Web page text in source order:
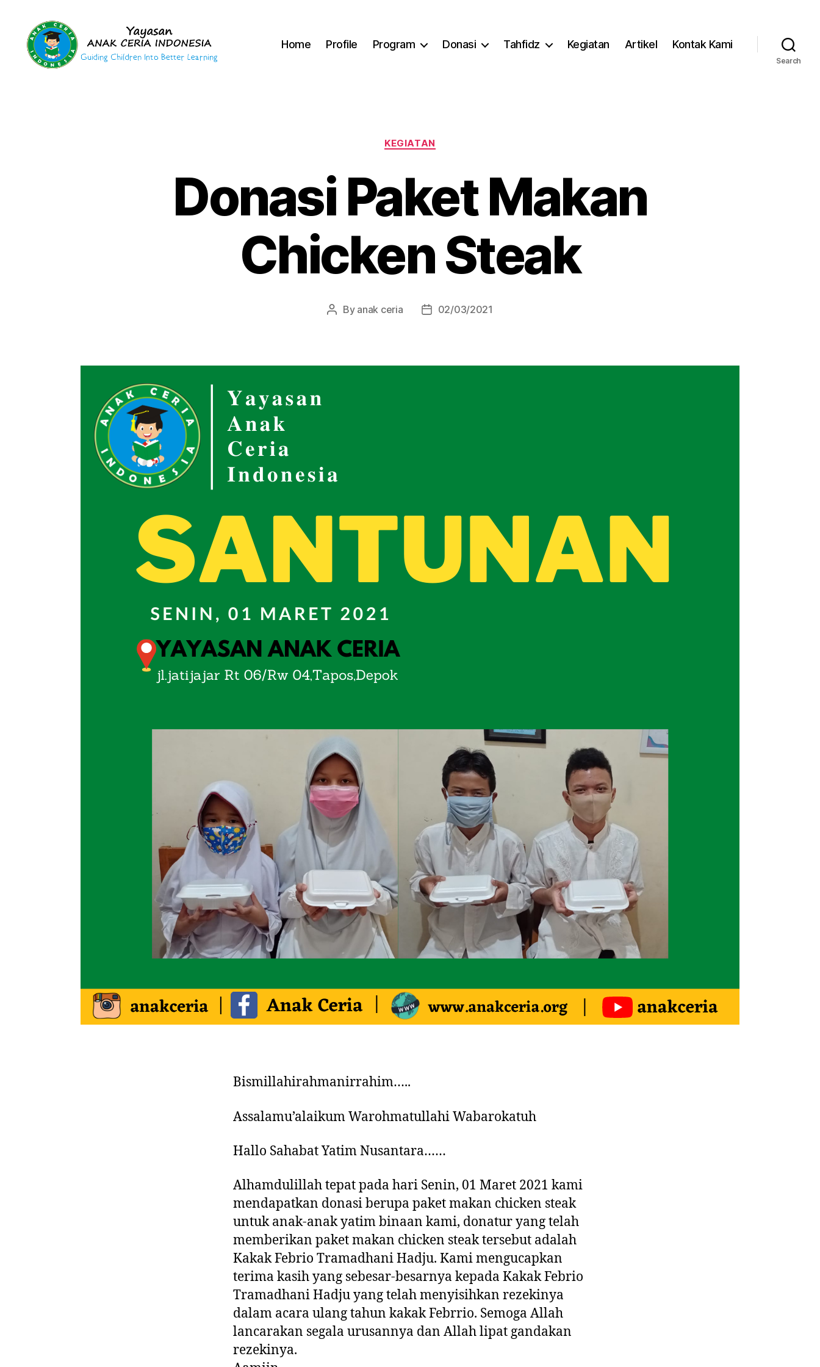
Home Profile Program Donasi Tahfidz Kegiatan Artikel Kontak Kami
Search
Categories
KEGIATAN
Donasi Paket Makan
Chicken Steak
Post
By anak ceria
Post02/03/2021
Bismillahirahmanirrahim…..
Assalamu’alaikum Warohmatullahi Wabarokatuh
Hallo Sahabat Yatim Nusantara……
Alhamdulillah tepat pada hari Senin, 01 Maret 2021 kami
mendapatkan donasi berupa paket makan chicken steak
untuk anak-anak yatim binaan kami, donatur yang telah
memberikan paket makan chicken steak tersebut adalah
Kakak Febrio Tramadhani Hadju. Kami mengucapkan
terima kasih yang sebesar-besarnya kepada Kakak Febrio
Tramadhani Hadju yang telah menyisihkan rezekinya
dalam acara ulang tahun kakak Febrrio. Semoga Allah
lancarakan segala urusannya dan Allah lipat gandakan
rezekinya.